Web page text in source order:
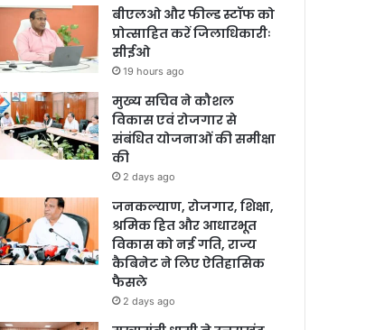
बीएलओ और फील्ड स्टॉफ को
प्रोत्साहित करें जिलाधिकारीः
सीईओ
19 hours ago
मुख्य सचिव ने कौशल
विकास एवं रोजगार से
संबंधित योजनाओं की समीक्षा
की
2 days ago
जनकल्याण, रोजगार, शिक्षा,
श्रमिक हित और आधारभूत
विकास को नई गति, राज्य
कैबिनेट ने लिए ऐतिहासिक
फैसले
2 days ago